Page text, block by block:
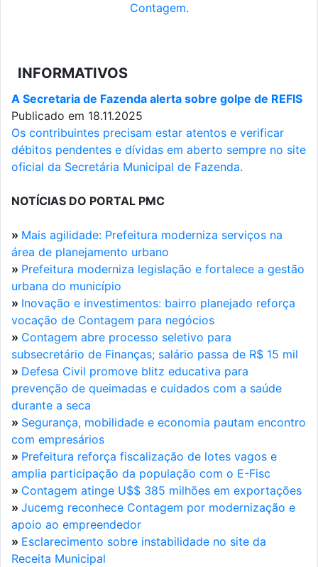
Contagem.
INFORMATIVOS
A Secretaria de Fazenda alerta sobre golpe de REFIS
Publicado em 18.11.2025
Os contribuintes precisam estar atentos e verificar
débitos pendentes e dívidas em aberto sempre no site
oficial da Secretária Municipal de Fazenda.
NOTÍCIAS DO PORTAL PMC
» Mais agilidade: Prefeitura moderniza serviços na
área de planejamento urbano
» Prefeitura moderniza legislação e fortalece a gestão
urbana do município
» Inovação e investimentos: bairro planejado reforça
vocação de Contagem para negócios
» Contagem abre processo seletivo para
subsecretário de Finanças; salário passa de R$ 15 mil
» Defesa Civil promove blitz educativa para
prevenção de queimadas e cuidados com a saúde
durante a seca
» Segurança, mobilidade e economia pautam encontro
com empresários
» Prefeitura reforça fiscalização de lotes vagos e
amplia participação da população com o E-Fisc
» Contagem atinge U$$ 385 milhões em exportações
» Jucemg reconhece Contagem por modernização e
apoio ao empreendedor
» Esclarecimento sobre instabilidade no site da
Receita Municipal